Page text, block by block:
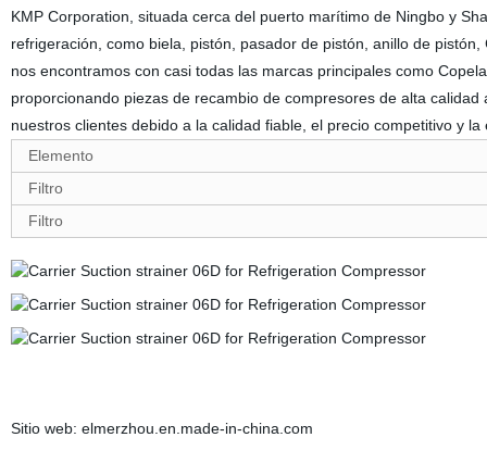
KMP Corporation, situada cerca del puerto marítimo de Ningbo y
refrigeración, como biela, pistón, pasador de pistón, anillo de
nos encontramos con casi todas las marcas principales como
proporcionando piezas de recambio de compresores de alta
nuestros clientes debido a la calidad fiable, el precio competitivo y
Elemento
Filtro
Filtro
Sitio web: elmerzhou.en.made-in-china.com